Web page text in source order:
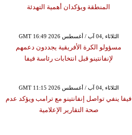
المنطقة ويؤكدان أهمية التهدئة
GMT 16:49 2026 الثلاثاء ,04 آب / أغسطس
مسؤولو الكرة الأفريقية يجددون دعمهم
لإنفانتينو قبل انتخابات رئاسة فيفا
GMT 11:15 2026 الثلاثاء ,04 آب / أغسطس
فيفا ينفي تواصل إنفانتينو مع ترامب ويؤكد عدم
صحة التقارير الإعلامية